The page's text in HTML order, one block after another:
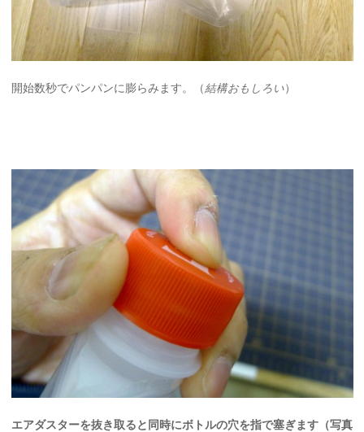
開始数秒でパンパンに膨らみます。（結構おもしろい）
エアダスターを抜き取ると同時にボトルの穴を指で塞ぎます（写真